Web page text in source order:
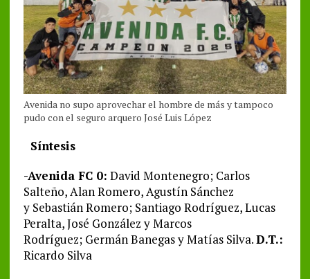
Avenida no supo aprovechar el hombre de más y tampoco
pudo con el seguro arquero José Luis López
Síntesis
-Avenida FC 0: David Montenegro; Carlos
Salteño, Alan Romero, Agustín Sánchez
y Sebastián Romero; Santiago Rodríguez, Lucas
Peralta, José González y Marcos
Rodríguez; Germán Banegas y Matías Silva.D.T.:
Ricardo Silva